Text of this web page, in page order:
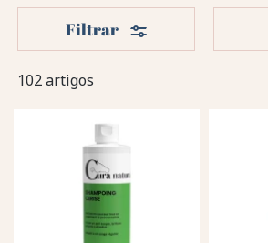
102 artigos
Filtrar Filters